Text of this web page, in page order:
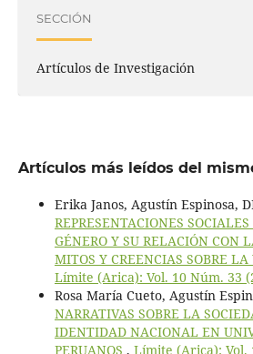
SECCIÓN
Artículos de Investigación
Artículos más leídos del
Erika Janos, Agustín Espinosa,
REPRESENTACIONES
GÉNERO Y SU RELACIÓN CON
MITOS Y CREENCIAS SOBRE
Límite (Arica): Vol. 10 Núm. 33
Rosa María Cueto, Agustín
NARRATIVAS SOBRE LA
IDENTIDAD NACIONAL EN
PERUANOS , Límite (Arica): Vol.